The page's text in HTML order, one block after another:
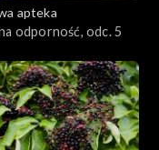
apteka
odporność, odc. 5